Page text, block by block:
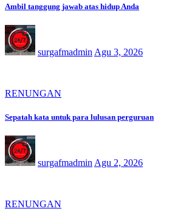
Ambil tanggung jawab atas hidup Anda
surgafmadmin Agu 3, 2026
RENUNGAN
Sepatah kata untuk para lulusan perguruan
surgafmadmin Agu 2, 2026
RENUNGAN